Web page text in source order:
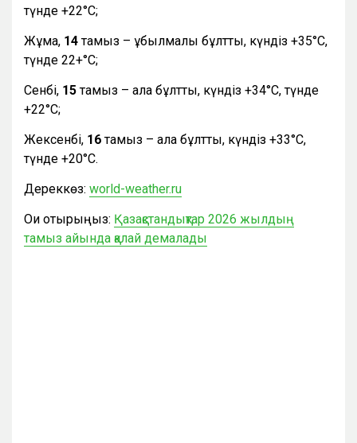
түнде +22°С;
Жұма, 14тамыз – құбылмалы бұлтты, күндіз +35°С,
түнде 22+°С;
Сенбі, 15тамыз – ала бұлтты, күндіз +34°С, түнде
+22°С;
Жексенбі, 16тамыз – ала бұлтты, күндіз +33°С,
түнде +20°С.
Дереккөз: world-weather.ru
Оқи отырыңыз: Қазақстандықтар 2026 жылдың
тамыз айында қалай демалады